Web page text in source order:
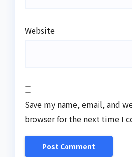
Website
Save my name, email, and
browser for the next time I